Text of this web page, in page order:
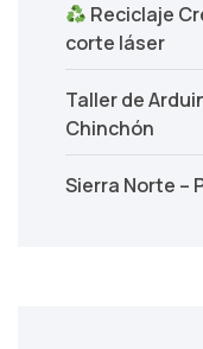
Reciclaje
corte láser
Taller de
Chinchón
Sierra Norte –